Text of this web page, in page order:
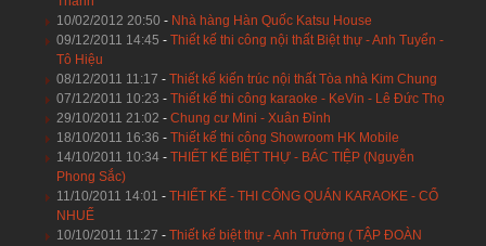
10/02/2012 20:50 - Nhà hàng Hàn Quốc Katsu House
09/12/2011 14:45 - Thiết kế thi công nội thất Biệt thự - Anh Tuyển -
Tô Hiệu
08/12/2011 11:17 - Thiết kế kiến trúc nội thất Tòa nhà Kim Chung
07/12/2011 10:23 - Thiết kế thi công karaoke - KeVin - Lê Đức Thọ
29/10/2011 21:02 - Chung cư Mini - Xuân Đỉnh
18/10/2011 16:36 - Thiết kế thi công Showroom HK Mobile
14/10/2011 10:34- THIẾT KẾ BIỆT THỰ - BÁC TIỆP (Nguyễn
Phong Sắc)
11/10/2011 14:01 - THIẾT KẾ - THI CÔNG QUÁN KARAOKE - CỔ
NHUẾ
10/10/2011 11:27 - Thiết kế biệt thự - Anh Trường ( TẬP ĐOÀN